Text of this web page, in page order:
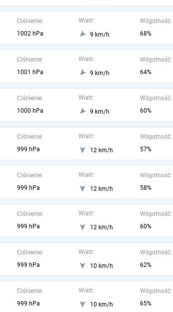
Ciśnienie:
1002 hPa
Wiatr:
9 km/h
Wilgotność:
68%
Ciśnienie:
1001 hPa
Wiatr:
9 km/h
Wilgotność:
64%
Ciśnienie:
1000 hPa
Wiatr:
9 km/h
Wilgotność:
60%
Ciśnienie:
999 hPa
Wiatr:
12 km/h
Wilgotność:
57%
Ciśnienie:
999 hPa
Wiatr:
12 km/h
Wilgotność:
58%
Ciśnienie:
999 hPa
Wiatr:
12 km/h
Wilgotność:
60%
Ciśnienie:
999 hPa
Wiatr:
10 km/h
Wilgotność:
62%
Ciśnienie:
999 hPa
Wiatr:
10 km/h
Wilgotność:
65%